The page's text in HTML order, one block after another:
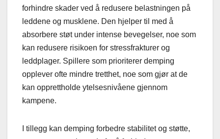
forhindre skader ved å redusere belastningen på
leddene og musklene. Den hjelper til med å
absorbere støt under intense bevegelser, noe som
kan redusere risikoen for stressfrakturer og
leddplager. Spillere som prioriterer demping
opplever ofte mindre tretthet, noe som gjør at de
kan opprettholde ytelsesnivåene gjennom
kampene.
I tillegg kan demping forbedre stabilitet og støtte,